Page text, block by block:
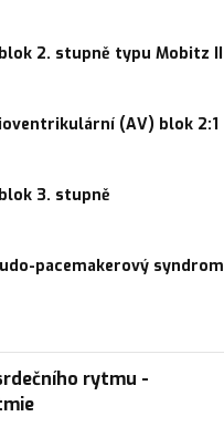
2. stupně typu Mobitz II
(AV) blok 2:1
3. stupně
pacemakerový syndrom
rytmu -